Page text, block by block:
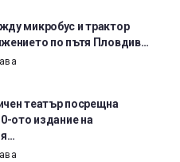
микробус и трактор
по пътя Пловдив…
театър посрещна
ото издание на